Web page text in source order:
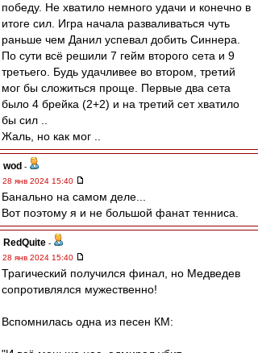
победу. Не хватило немного удачи и конечно в
итоге сил. Игра начала разваливаться чуть
раньше чем Данил успевал добить Синнера.
По сути всё решили 7 гейм второго сета и 9
третьего. Будь удачливее во втором, третий
мог бы сложиться проще. Первые два сета
было 4 брейка (2+2) и на третий сет хватило
бы сил ..
Жаль, но как мог ..
wod -
28 янв 2024 15:40
Банально на самом деле...
Вот поэтому я и не большой фанат тенниса.
RedQuite -
28 янв 2024 15:40
Трагический получился финал, но Медведев
сопротивлялся мужественно!
Вспомнилась одна из песен КМ: